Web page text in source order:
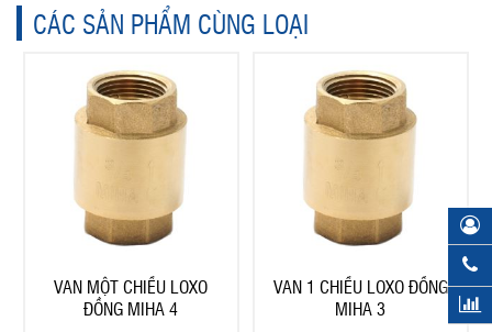
CÁC SẢN PHẨM CÙNG LOẠI
VAN MỘT CHIỀU LOXO
ĐỒNG MIHA 4
VAN 1 CHIỀU LOXO ĐỒNG
MIHA 3